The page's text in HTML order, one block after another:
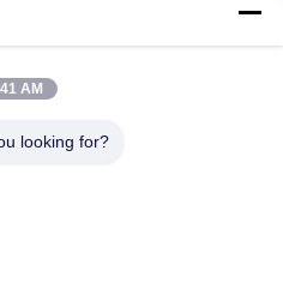
63T BTO-22 11 do
h 9 tiras BTO-22 Razor
AM
looking for?